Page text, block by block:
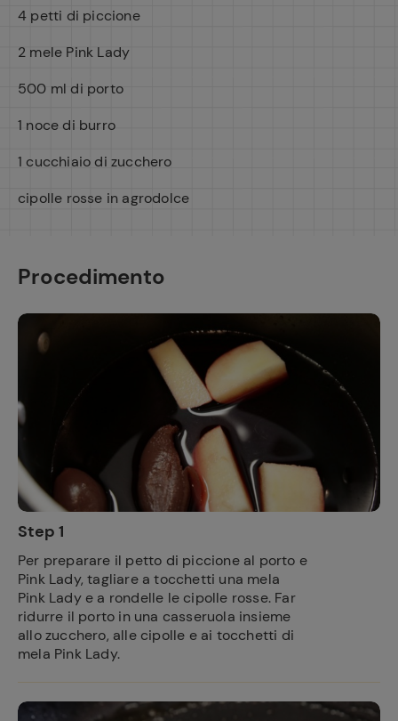
4 petti di piccione
2 mele Pink Lady
500 ml di porto
1 noce di burro
1 cucchiaio di zucchero
cipolle rosse in agrodolce
Procedimento
Step 1
Per preparare il petto di piccione al porto e
Pink Lady, tagliare a tocchetti una mela
Pink Lady e a rondelle le cipolle rosse. Far
ridurre il porto in una casseruola insieme
allo zucchero, alle cipolle e ai tocchetti di
mela Pink Lady.